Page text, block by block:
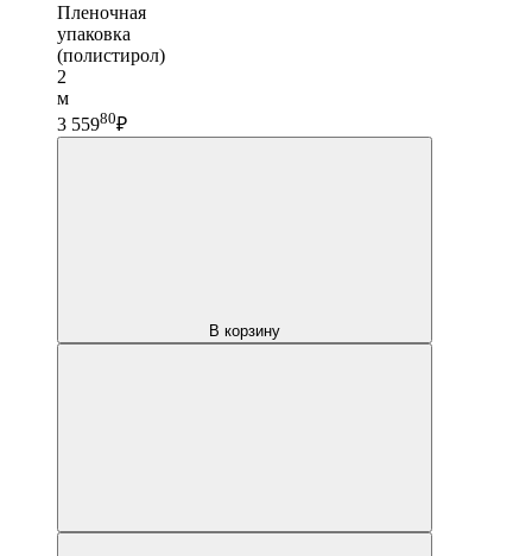
Пленочная
упаковка
(полистирол)
2
м
3 55980₽
В корзину